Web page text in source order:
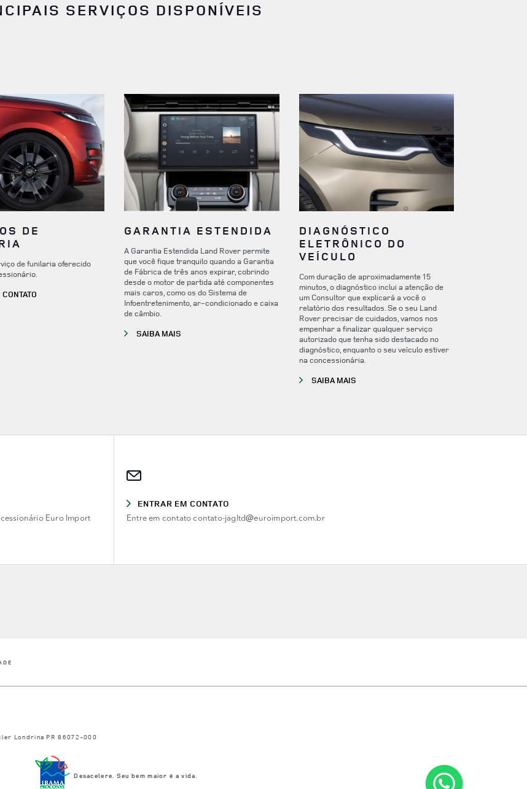
SERVIÇOS DISPONÍVEIS
DE
de funilaria oferecido
LINK OPENS IN NEW TAB
GARANTIA ESTENDIDA
A Garantia Estendida Land Rover permite
que você fique tranquilo quando a Garantia
de Fábrica de três anos expirar, cobrindo
desde o motor de partida até componentes
mais caros, como os do Sistema de
Infoentretenimento, ar-condicionado e caixa
de câmbio.
SAIBA MAIS
DIAGNÓSTICO
ELETRÔNICO DO
VEÍCULO
Com duração de aproximadamente 15
minutos, o diagnóstico inclui a atenção de
um Consultor que explicará a você o
relatório dos resultados. Se o seu Land
Rover precisar de cuidados, vamos nos
empenhar a finalizar qualquer serviço
autorizado que tenha sido destacado no
diagnóstico, enquanto o seu veículo estiver
na concessionária.
SAIBA MAISLINK OPENS IN NEW TAB
Euro Import
ENTRAR EM CONTATO
Entre em contato contato-jagltd@euroimport.com.br
Londrina PR 86072-000
Desacelere. Seu bem maior é a vida.